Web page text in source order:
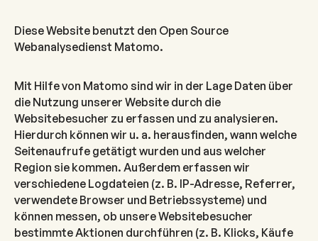
Diese Website benutzt den Open Source
Webanalysedienst Matomo.
Mit Hilfe von Matomo sind wir in der Lage Daten über
die Nutzung unserer Website durch die
Websitebesucher zu erfassen und zu analysieren.
Hierdurch können wir u. a. herausfinden, wann welche
Seitenaufrufe getätigt wurden und aus welcher
Region sie kommen. Außerdem erfassen wir
verschiedene Logdateien (z. B. IP-Adresse, Referrer,
verwendete Browser und Betriebssysteme) und
können messen, ob unsere Websitebesucher
bestimmte Aktionen durchführen (z. B. Klicks, Käufe